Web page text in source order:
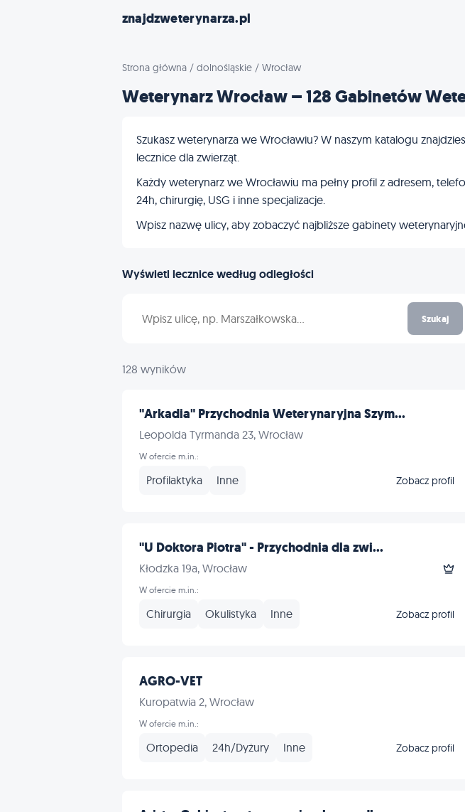
znajdzweterynarza.pl
Strona główna / dolnośląskie / Wrocław
Weterynarz Wrocław – 128 Gabinetów
Szukasz weterynarza we Wrocławiu? W naszym katalogu
lecznice dla zwierząt.
Każdy weterynarz we Wrocławiu ma pełny profil z adresem,
24h, chirurgię, USG i inne specjalizacje.
Wpisz nazwę ulicy, aby zobaczyć najbliższe gabinety
Wyświetl lecznice według odległości
Szukaj
128 wyników
"Arkadia" Przychodnia Weterynaryjna Szym...
Leopolda Tyrmanda 23, Wrocław
W ofercie m.in.:
Profilaktyka Inne Zobacz profil
"U Doktora Piotra" - Przychodnia dla zwi...
Kłodzka 19a, Wrocław
W ofercie m.in.:
Chirurgia Okulistyka Inne Zobacz profil
AGRO-VET
Kuropatwia 2, Wrocław
W ofercie m.in.:
Ortopedia 24h/Dyżury Inne Zobacz profil